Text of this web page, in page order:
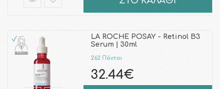
LA ROCHE POSAY - Retinol B3
Serum | 30ml
262 Πόντοι
32.44€